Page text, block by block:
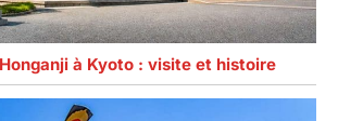
à Kyoto : visite et histoire